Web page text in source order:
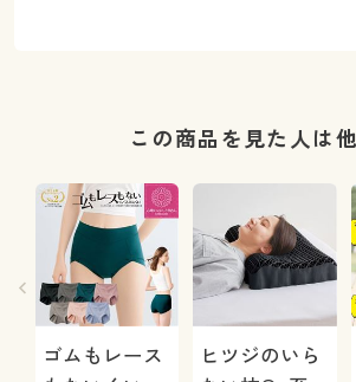
この商品を見た人は
ゴムもレース
ヒツジのいら